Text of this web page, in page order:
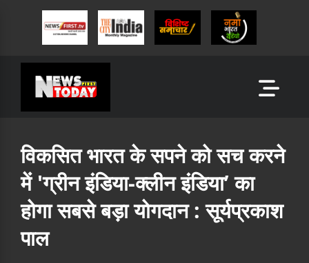
विकसित भारत के सपने को सच करने
में 'ग्रीन इंडिया-क्लीन इंडिया’ का
होगा सबसे बड़ा योगदान : सूर्यप्रकाश
पाल